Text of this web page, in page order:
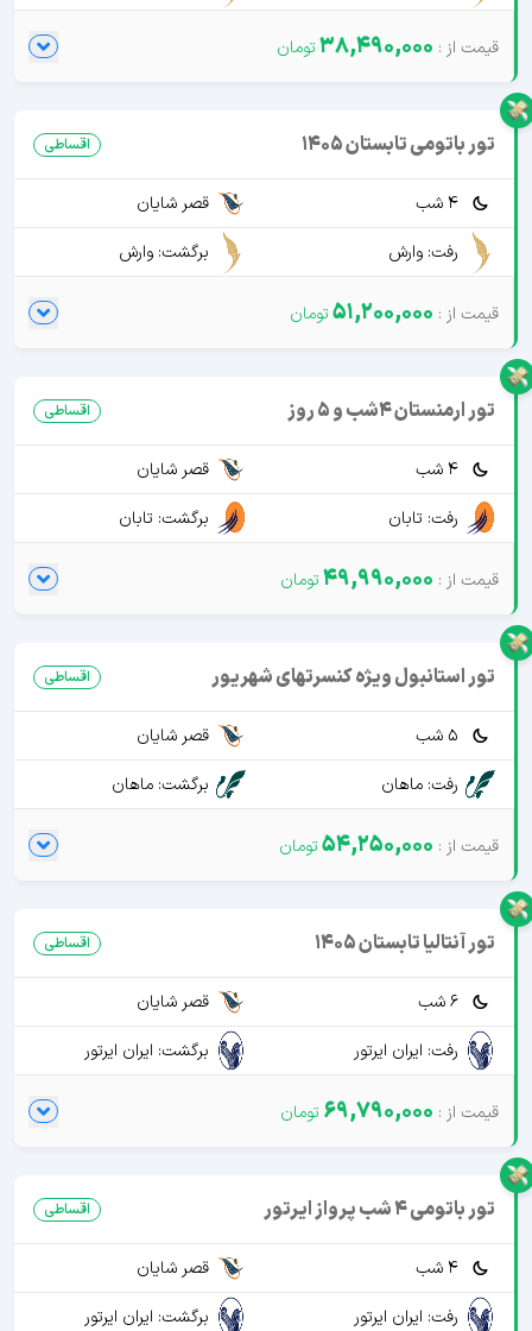
38,490,000
تور باتومی تابستان 1405 اقساطی
4 شب
قصر شایان
رفت: وارش
برگشت: وارش
51,200,000
تور ارمنستان 4شب و 5 روز اقساطی
4 شب
قصر شایان
رفت: تابان
برگشت: تابان
49,990,000
تور استانبول ویژه کنسرتهای شهریور اقساطی
5 شب
قصر شایان
رفت: ماهان
برگشت: ماهان
54,250,000
تور آنتالیا تابستان 1405 اقساطی
6 شب
قصر شایان
رفت: ایران ایرتور
برگشت: ایران ایرتور
69,790,000
تور باتومی 4 شب پرواز ایرتور اقساطی
4 شب
قصر شایان
رفت: ایران ایرتور
برگشت: ایران ایرتور